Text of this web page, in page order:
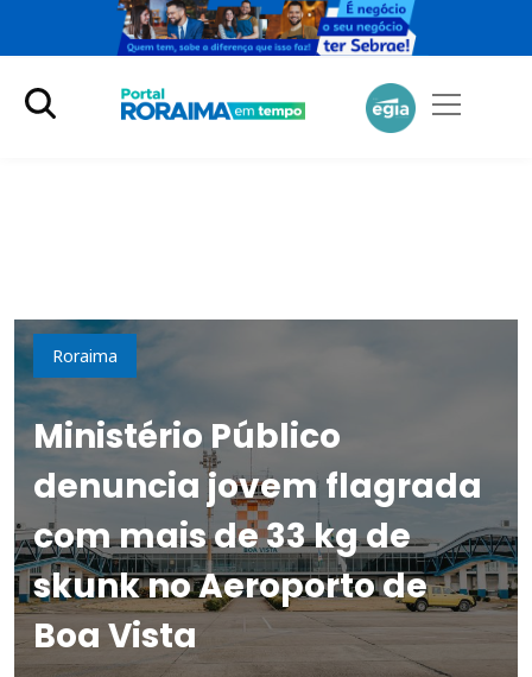
Roraima
Ministério Público
denuncia jovem flagrada
com mais de 33 kg de
skunk no Aeroporto de
Boa Vista